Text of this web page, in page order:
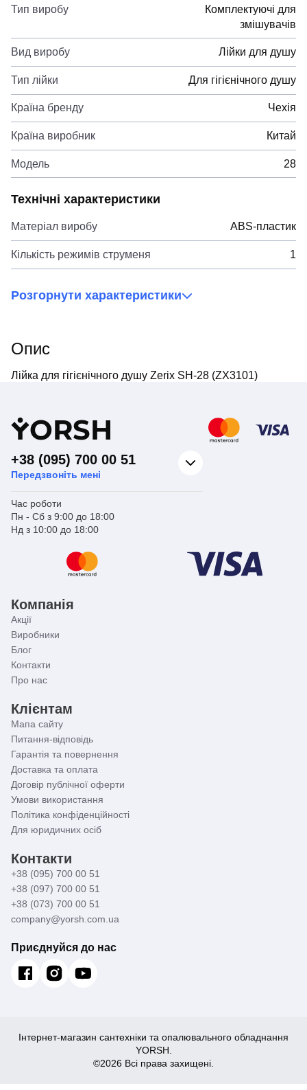
Тип виробу
Комплектуючі для
змішувачів
Вид виробу Лійки для душу
Тип лійки Для гігієнічного душу
Країна бренду Чехія
Країна виробник Китай
Модель 28
Технічні характеристики
Матеріал виробу ABS-пластик
Кількість режимів струменя 1
Розгорнути характеристики
Опис
Лійка для гігієнічного душу Zerix SH-28 (ZX3101)
YORSH
+38 (095) 700 00 51
Передзвоніть мені
Час роботи
Пн - Сб з 9:00 до 18:00
Нд з 10:00 до 18:00
Компанія
Акції
Виробники
Блог
Контакти
Про нас
Клієнтам
Мапа сайту
Питання-відповідь
Гарантія та повернення
Доставка та оплата
Договір публічної оферти
Умови використання
Політика конфіденційності
Для юридичних осіб
Контакти
+38 (095) 700 00 51
+38 (097) 700 00 51
+38 (073) 700 00 51
company@yorsh.com.ua
Приєднуйся до нас
Інтернет-магазин сантехніки та опалювального обладнання
YORSH.
©2026 Всі права захищені.